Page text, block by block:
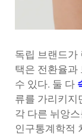
독립 브랜드가
택은 전환율과
수 있다. 둘 다
류를 가리키지
각 다른 뉘앙
인구통계학적